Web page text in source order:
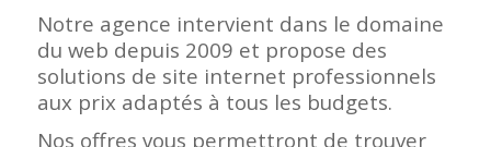
Notre agence intervient dans le domaine
du web depuis 2009 et propose des
solutions de site internet professionnels
aux prix adaptés à tous les budgets.
Nos offres vous permettront de trouver